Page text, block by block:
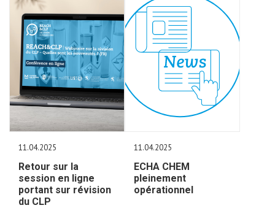
11.04.2025
Retour sur la
session en ligne
portant sur révision
du CLP
11.04.2025
ECHA CHEM
pleinement
opérationnel